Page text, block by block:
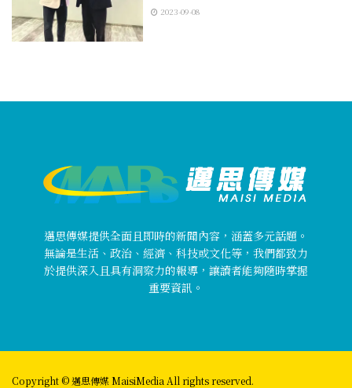
2023-09-08
邁思傳媒提供全面且即時的新聞內容，涵蓋多元話題。
無論是生活、政治、經濟、科技或文化等，我們都致力
於提供深入且具有洞察力的報導，讓讀者能夠隨時掌握
重要資訊。
Copyright © 邁思傳媒 MaisiMedia All rights reserved.